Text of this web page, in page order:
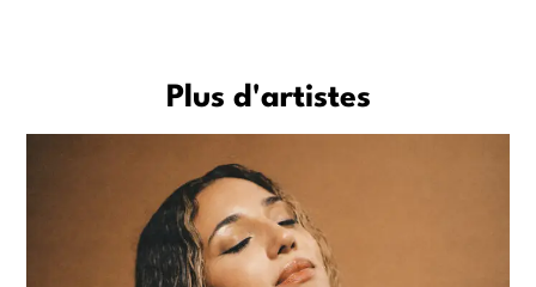
Plus d'artistes